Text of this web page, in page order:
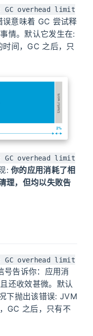
GC overhead limit
意味着 GC 尝试释
情。默认它发生在:
间，GC 之后，只
GC overhead limit
:你的应用消耗了相
理，但均以失败告
GC overhead limit
号告诉你：应用消
还收效甚微。默认
下抛出该错误: JVM
GC 之后，只有不